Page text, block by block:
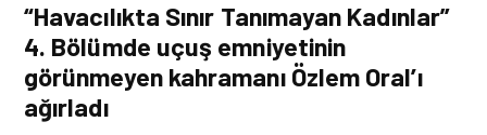
“Havacılıkta Sınır Tanımayan Kadınlar”
4. Bölümde uçuş emniyetinin
görünmeyen kahramanı Özlem Oral’ı
ağırladı